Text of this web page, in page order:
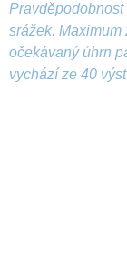
srážek. Maximum
očekávaný úhrn
vychází ze 40